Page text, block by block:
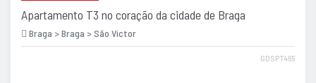
Apartamento T3 no coração da cidade de Braga
Braga > Braga > São Victor
GDSPT465